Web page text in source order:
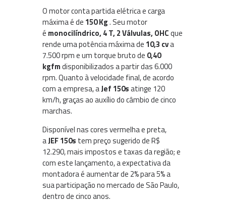
O motor conta partida elétrica e carga
máxima é de 150 Kg. Seu motor
é monocilíndrico, 4 T, 2 Válvulas, OHCque
rende uma potência máxima de 10,3 cva
7.500 rpm e um torque bruto de 0,40
kgfmdisponibilizados a partir das 6.000
rpm. Quanto à velocidade final, de acordo
com a empresa, aJef 150satinge 120
km/h, graças ao auxílio do câmbio de cinco
marchas.
Disponível nas cores vermelha e preta,
aJEF 150s tem preço sugerido de R$
12.290, mais impostos e taxas da região; e
com este lançamento, a expectativa da
montadora é aumentar de 2% para 5% a
sua participação no mercado de São Paulo,
dentro de cinco anos.